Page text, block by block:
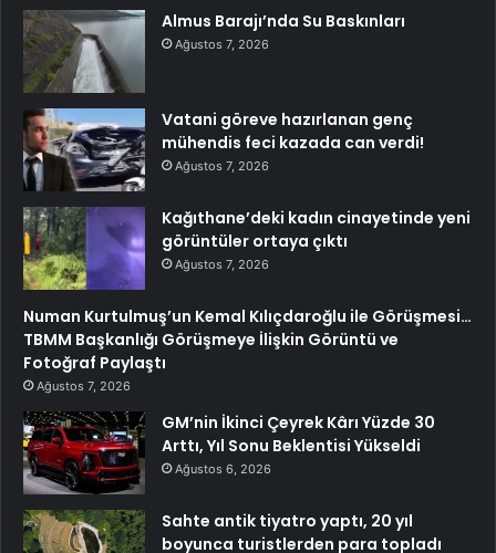
Almus Barajı’nda Su Baskınları
Ağustos 7, 2026
Vatani göreve hazırlanan genç
mühendis feci kazada can verdi!
Ağustos 7, 2026
Kağıthane’deki kadın cinayetinde yeni
görüntüler ortaya çıktı
Ağustos 7, 2026
Numan Kurtulmuş’un Kemal Kılıçdaroğlu ile Görüşmesi…
TBMM Başkanlığı Görüşmeye İlişkin Görüntü ve
Fotoğraf Paylaştı
Ağustos 7, 2026
GM’nin İkinci Çeyrek Kârı Yüzde 30
Arttı, Yıl Sonu Beklentisi Yükseldi
Ağustos 6, 2026
Sahte antik tiyatro yaptı, 20 yıl
boyunca turistlerden para topladı